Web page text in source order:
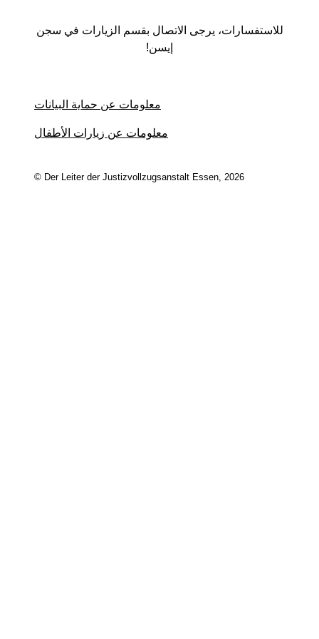
للاستفسارات، يرجى الاتصال بقسم الزيارات في سجن
إيسن!
معلومات عن حماية البيانات
معلومات عن زيارات الأطفال
© Der Leiter der Justizvollzugsanstalt Essen, 2026